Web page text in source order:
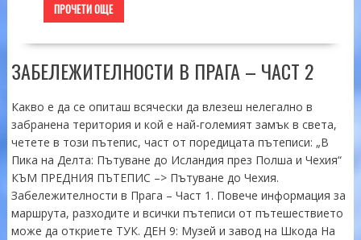
ПРОЧЕТИ ОЩЕ
ЗАБЕЛЕЖИТЕЛНОСТИ В ПРАГА – ЧАСТ 2
Какво е да се опиташ всячески да влезеш нелегално в
забранена територия и кой е най-големият замък в света,
четете в този пътепис, част от поредицата пътеписи: „В
Пика на Делта: Пътуване до Исландия през Полша и Чехия“
КЪМ ПРЕДНИЯ ПЪТЕПИС –> Пътуване до Чехия.
Забележителности в Прага – Част 1. Повече информация за
маршрута, разходите и всички пътеписи от пътешествието
може да откриете ТУК. ДЕН 9: Музей и завод на Шкода На